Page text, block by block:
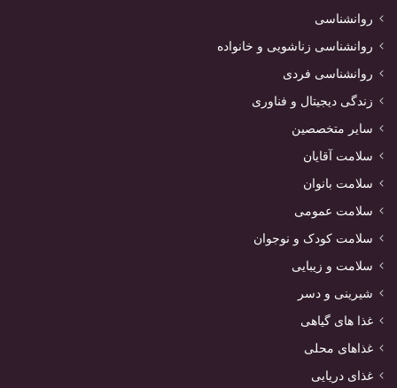
روانشناسی
روانشناسی زناشویی و خانواده
روانشناسی فردی
زندگی دیجیتال و فناوری
سایر متخصصین
سلامت آقایان
سلامت بانوان
سلامت عمومی
سلامت کودک و نوجوان
سلامت و زیبایی
شیرینی و دسر
غذا های گیاهی
غذاهای محلی
غذای دریایی